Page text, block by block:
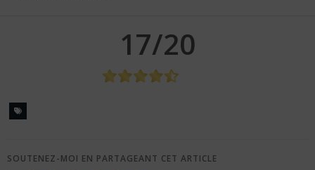
17/20
SOUTENEZ-MOI EN PARTAGEANT CET ARTICLE